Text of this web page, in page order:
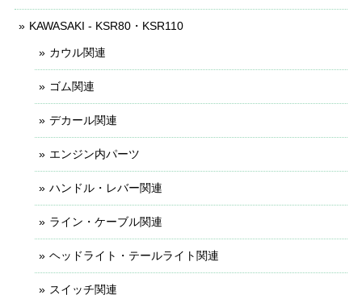
KAWASAKI - KSR80・KSR110
カウル関連
ゴム関連
デカール関連
エンジン内パーツ
ハンドル・レバー関連
ライン・ケーブル関連
ヘッドライト・テールライト関連
スイッチ関連